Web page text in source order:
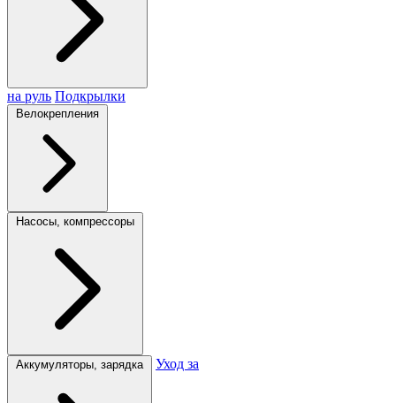
на руль Подкрылки
Велокрепления
Насосы, компрессоры
Аккумуляторы, зарядка Уход за